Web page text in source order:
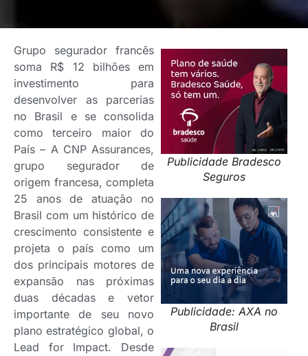
Publicidade Bradesco
Seguros
Publicidade: AXA no
Brasil
Grupo segurador francês
soma R$ 12 bilhões em
investimento para
desenvolver as parcerias
no Brasil e se consolida
como terceiro maior do
País – A CNP Assurances,
grupo segurador de
origem francesa, completa
25 anos de atuação no
Brasil com um histórico de
crescimento consistente e
projeta o país como um
dos principais motores de
expansão nas próximas
duas décadas e vetor
importante de seu novo
plano estratégico global, o
Lead for Impact. Desde